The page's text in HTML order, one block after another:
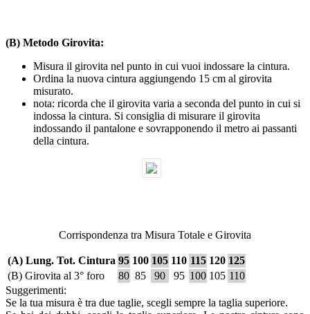
(B) Metodo Girovita:
Misura il girovita nel punto in cui vuoi indossare la cintura.
Ordina la nuova cintura aggiungendo 15 cm al girovita
misurato.
nota: ricorda che il girovita varia a seconda del punto in cui si
indossa la cintura. Si consiglia di misurare il girovita
indossando il pantalone e sovrapponendo il metro ai passanti
della cintura.
Corrispondenza tra Misura Totale e Girovita
(A) Lung. Tot. Cintura 95 100 105 110 115 120 125
(B) Girovita al 3° foro
80 85 90 95 100 105 110
Suggerimenti:
Se la tua misura è tra due taglie, scegli sempre la taglia superiore.